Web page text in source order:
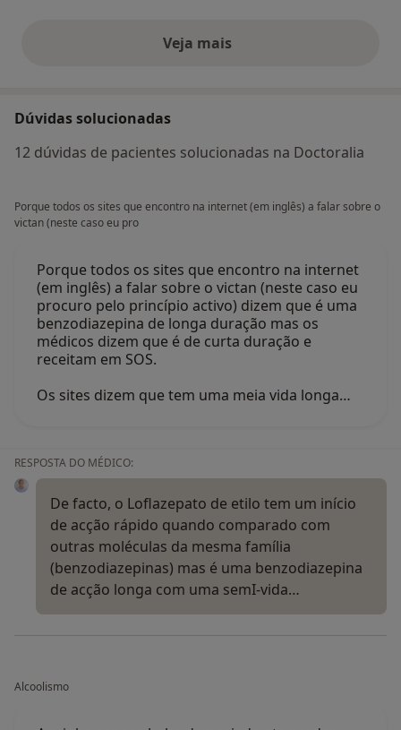
Veja maisopiniões acima
Dúvidas solucionadas
12 dúvidas de pacientes solucionadas na Doctoralia
Porque todos os sites que encontro na internet (em inglês) a falar sobre o
victan (neste caso eu pro
Porque todos os sites que encontro na internet
(em inglês) a falar sobre o victan (neste caso eu
procuro pelo princípio activo) dizem que é uma
benzodiazepina de longa duração mas os
médicos dizem que é de curta duração e
receitam em SOS.
Os sites dizem que tem uma meia vida longa…
RESPOSTA DO MÉDICO:
De facto, o Loflazepato de etilo tem um início
de acção rápido quando comparado com
outras moléculas da mesma família
(benzodiazepinas) mas é uma benzodiazepina
de acção longa com uma semI-vida…
Alcoolismo